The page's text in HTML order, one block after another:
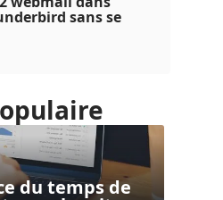
sans se
du temps de